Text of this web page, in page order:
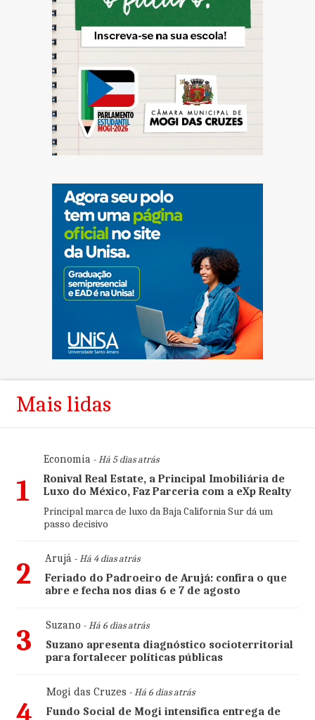
Mais lidas
1
Economia- Há 5 dias atrás
Ronival Real Estate, a Principal Imobiliária de
Luxo do México, Faz Parceria com a eXp Realty
Principal marca de luxo da Baja California Sur dá um
passo decisivo
2 Arujá- Há 4 dias atrás
Feriado do Padroeiro de Arujá: confira o que
abre e fecha nos dias 6 e 7 de agosto
3 Suzano - Há 6 dias atrás
Suzano apresenta diagnóstico socioterritorial
para fortalecer políticas públicas
Mogi das Cruzes - Há 6 dias atrás
Fundo Social de Mogi intensifica entrega de